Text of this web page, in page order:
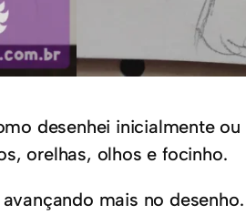
desenhei inicialmente
orelhas, olhos e focinho.
mais no